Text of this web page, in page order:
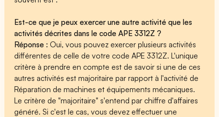
Est-ce que je peux exercer une autre activité que les
activités décrites dans le code APE 3312Z ?
Réponse :Oui, vous pouvez exercer plusieurs activités
différentes de celle de votre code APE 3312Z. L'unique
critère à prendre en compte est de savoir si une de ces
autres activités est majoritaire par rapport à l'activité de
Réparation de machines et équipements mécaniques.
Le critère de "majoritaire" s'entend par chiffre d'affaires
généré. Si c'est le cas, vous devez effectuer une